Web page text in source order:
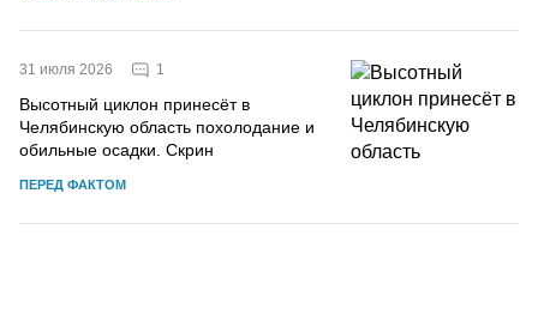
31 июля 2026 1
Высотный циклон принесёт в
Челябинскую область похолодание и
обильные осадки. Скрин
ПЕРЕД ФАКТОМ